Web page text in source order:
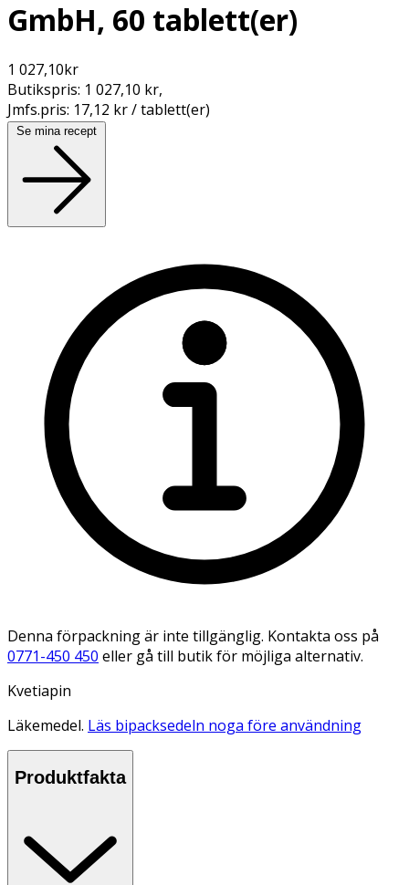
GmbH, 60 tablett(er)
1 027,10kr
Butikspris: 1 027,10 kr,
Jmfs.pris: 17,12 kr / tablett(er)
Se mina recept
Denna förpackning är inte tillgänglig. Kontakta oss på
0771-450 450 eller gå till butik för möjliga alternativ.
Kvetiapin
Läkemedel. Läs bipacksedeln noga före användning
Produktfakta